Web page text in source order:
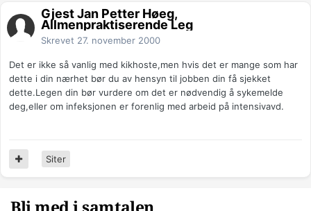
Gjest Jan Petter Høeg,
Allmenpraktiserende Leg
Skrevet 27. november 2000
Det er ikke så vanlig med kikhoste,men hvis det er mange som har
dette i din nærhet bør du av hensyn til jobben din få sjekket
dette.Legen din bør vurdere om det er nødvendig å sykemelde
deg,eller om infeksjonen er forenlig med arbeid på intensivavd.
Siter